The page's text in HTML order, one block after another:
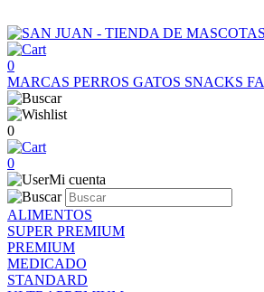
0
MARCAS PERROS GATOS SNACKS
0
0
Mi cuenta
ALIMENTOS
SUPER PREMIUM
PREMIUM
MEDICADO
STANDARD